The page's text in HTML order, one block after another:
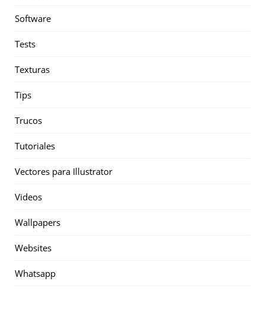
Software
Tests
Texturas
Tips
Trucos
Tutoriales
Vectores para Illustrator
Videos
Wallpapers
Websites
Whatsapp